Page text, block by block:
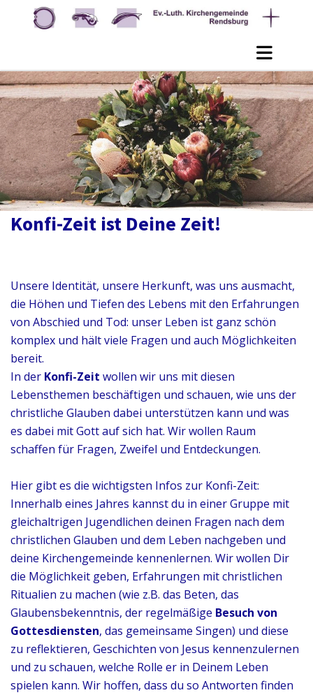
Konfi-Zeit ist Deine Zeit!
Unsere Identität, unsere Herkunft, was uns ausmacht,
die Höhen und Tiefen des Lebens mit den Erfahrungen
von Abschied und Tod: unser Leben ist ganz schön
komplex und hält viele Fragen und auch Möglichkeiten
bereit.
In der Konfi-Zeit wollen wir uns mit diesen
Lebensthemen beschäftigen und schauen, wie uns der
christliche Glauben dabei unterstützen kann und was
es dabei mit Gott auf sich hat. Wir wollen Raum
schaffen für Fragen, Zweifel und Entdeckungen.
Hier gibt es die wichtigsten Infos zur Konfi-Zeit:
Innerhalb eines Jahres kannst du in einer Gruppe mit
gleichaltrigen Jugendlichen deinen Fragen nach dem
christlichen Glauben und dem Leben nachgeben und
deine Kirchengemeinde kennenlernen. Wir wollen Dir
die Möglichkeit geben, Erfahrungen mit christlichen
Ritualien zu machen (wie z.B. das Beten, das
Glaubensbekenntnis, der regelmäßige Besuch von
Gottesdiensten, das gemeinsame Singen) und diese
zu reflektieren, Geschichten von Jesus kennenzulernen
und zu schauen, welche Rolle er in Deinem Leben
spielen kann. Wir hoffen, dass du so Antworten finden